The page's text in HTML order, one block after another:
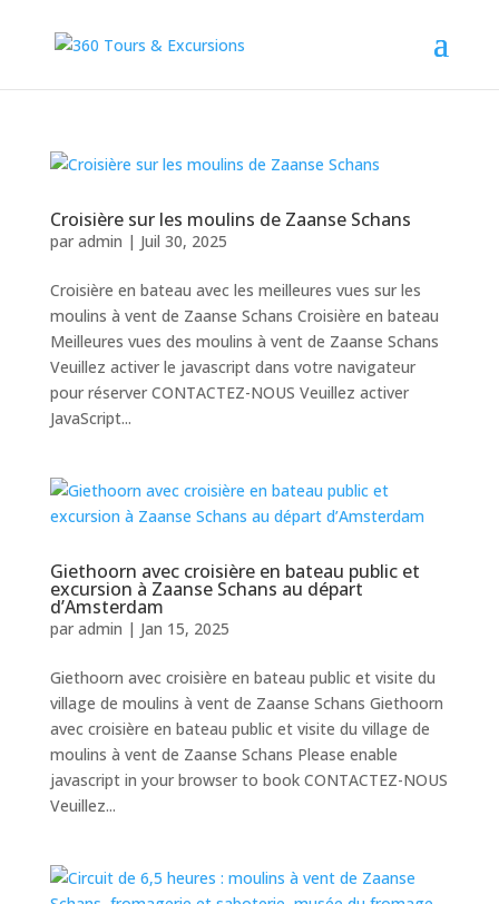
Croisière sur les moulins de Zaanse Schans
par admin | Juil 30, 2025
Croisière en bateau avec les meilleures vues sur les
moulins à vent de Zaanse Schans Croisière en bateau
Meilleures vues des moulins à vent de Zaanse Schans
Veuillez activer le javascript dans votre navigateur
pour réserver CONTACTEZ-NOUS Veuillez activer
JavaScript...
Giethoorn avec croisière en bateau public et
excursion à Zaanse Schans au départ
d’Amsterdam
par admin | Jan 15, 2025
Giethoorn avec croisière en bateau public et visite du
village de moulins à vent de Zaanse Schans Giethoorn
avec croisière en bateau public et visite du village de
moulins à vent de Zaanse Schans Please enable
javascript in your browser to book CONTACTEZ-NOUS
Veuillez...